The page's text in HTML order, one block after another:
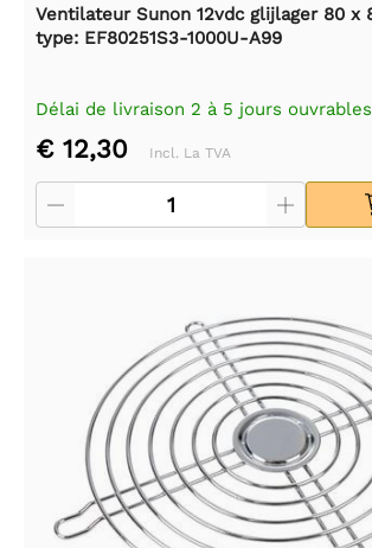
Ventilateur Sunon 12vdc glijlager 80 x
type: EF80251S3-1000U-A99
Délai de livraison 2 à 5 jours ouvrables
€ 12,30 Incl. La TVA